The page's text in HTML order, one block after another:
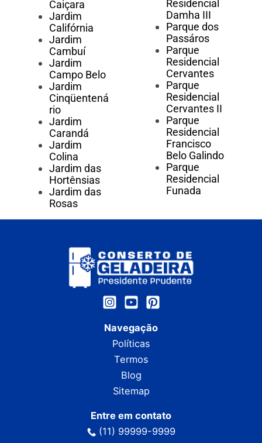
Caiçara
Jardim
Califórnia
Jardim
Cambuí
Jardim
Campo Belo
Jardim
Cinqüentená
rio
Jardim
Carandá
Jardim
Colina
Jardim das
Hortênsias
Jardim das
Rosas
Residencial
Damha III
Parque dos
Passáros
Parque
Residencial
Cervantes
Parque
Residencial
Cervantes II
Parque
Residencial
Francisco
Belo Galindo
Parque
Residencial
Funada
Navegação
Políticas
Termos
Blog
Sitemap
Entre em contato
(11) 99999-9999